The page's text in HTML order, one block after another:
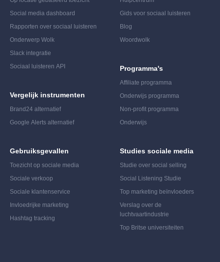
Social media dashboard
Rapporten over sociaal luisteren
Onderwerp Wolk
Slack integratie
Sociaal luisteren API
Vergelijk instrumenten
Brand24 alternatief
Google Alerts alternatief
Gebruiksgevallen
Toezicht op sociale media
Sociale verkoop
Sociale klantenservice
Invloedrijke marketing
Hashtag tracking
Gids voor sociaal luisteren
Blog
Woordwolk
Programma's
Affiliate programma
Onderwijs programma
Non-profit programma
Onderwijs
Studies sociale media
Studie over social selling
Social Listening Studie
Top marketing beïnvloeders
Verslag over de
luchtvaartindustrie
Top Britse universiteiten